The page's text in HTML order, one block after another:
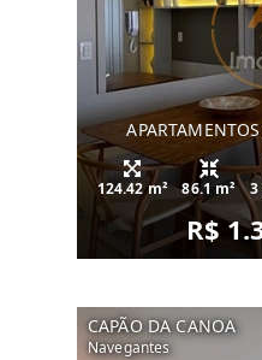
124.42 m² 86.1 m²
R$
CAPÃO DA CANOA
Navegantes